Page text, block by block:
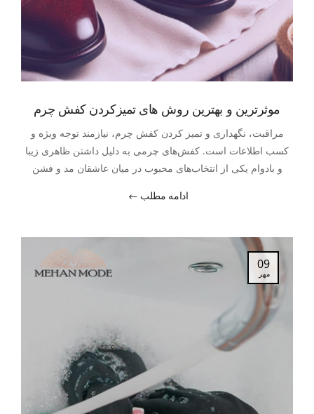
موثرترین و بهترین روش های تمیزکردن کفش چرم
مراقبت، نگهداری و تمیز کردن کفش چرم، نیازمند توجه ویژه‌ و
کسب اطلاعات است. کفش‌های چرمی به دلیل داشتن ظاهری زیبا
و بادوام یکی از انتخاب‌های محبوب در میان عاشقان مد و فشن
ادامه مطلب
09
مهر